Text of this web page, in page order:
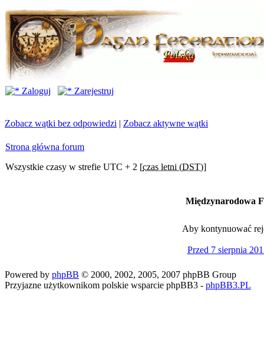
Zaloguj Zarejestruj
Zobacz wątki bez odpowiedzi | Zobacz aktywne wątki
Strona główna forum
Wszystkie czasy w strefie UTC + 2 [czas letni (DST)]
Międzynarodowa
Aby kontynuować
Przed 7 sierpnia
Powered by phpBB © 2000, 2002, 2005, 2007 phpBB Group
Przyjazne użytkownikom polskie wsparcie phpBB3 - phpBB3.PL